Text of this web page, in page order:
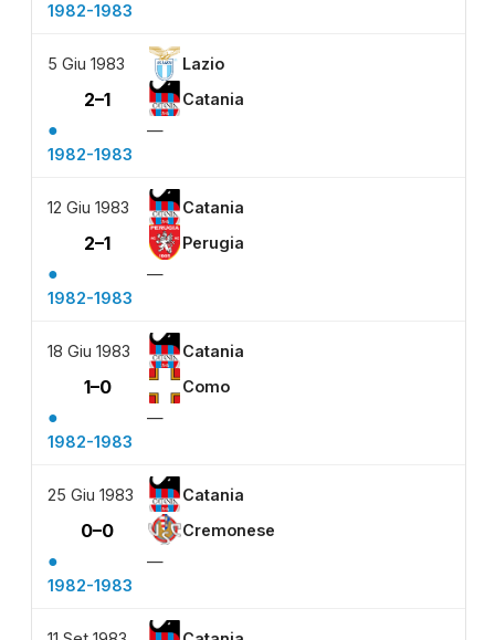
1982-1983
5 Giu 1983 Lazio
2–1 Catania
●
—
1982-1983
12 Giu 1983 Catania
2–1 Perugia
●
—
1982-1983
18 Giu 1983 Catania
1–0 Como
●
—
1982-1983
25 Giu 1983 Catania
0–0 Cremonese
●
—
1982-1983